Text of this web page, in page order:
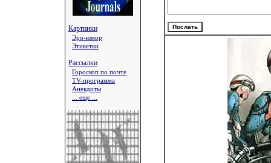
Картинки
Эро-юмор
Этикетки
Рассылки
Гороскоп по почте
TV-программа
Анекдоты
... еще ...